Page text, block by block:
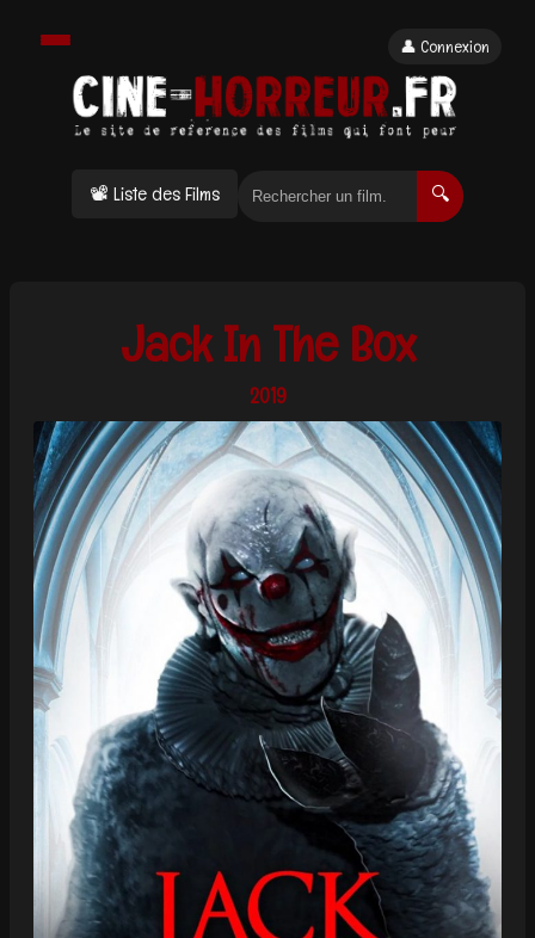
📽 Liste des Films 🔍
👤 Connexion
Jack In The Box
2019